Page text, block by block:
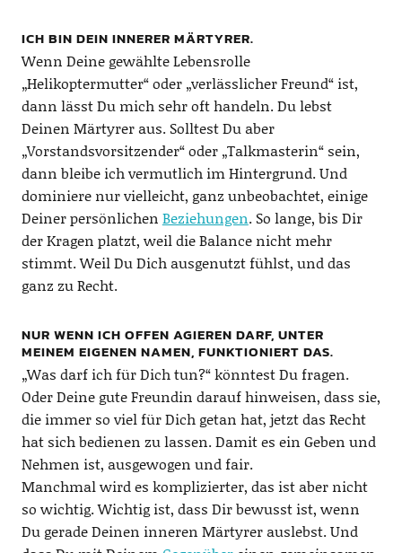
ICH BIN DEIN INNERER MÄRTYRER.
Wenn Deine gewählte Lebensrolle
„Helikoptermutter“ oder „verlässlicher Freund“ ist,
dann lässt Du mich sehr oft handeln. Du lebst
Deinen Märtyrer aus. Solltest Du aber
„Vorstandsvorsitzender“ oder „Talkmasterin“ sein,
dann bleibe ich vermutlich im Hintergrund. Und
dominiere nur vielleicht, ganz unbeobachtet, einige
Deiner persönlichen Beziehungen. So lange, bis Dir
der Kragen platzt, weil die Balance nicht mehr
stimmt. Weil Du Dich ausgenutzt fühlst, und das
ganz zu Recht.
NUR WENN ICH OFFEN AGIEREN DARF, UNTER
MEINEM EIGENEN NAMEN, FUNKTIONIERT DAS.
„Was darf ich für Dich tun?“ könntest Du fragen.
Oder Deine gute Freundin darauf hinweisen, dass sie,
die immer so viel für Dich getan hat, jetzt das Recht
hat sich bedienen zu lassen. Damit es ein Geben und
Nehmen ist, ausgewogen und fair.
Manchmal wird es komplizierter, das ist aber nicht
so wichtig. Wichtig ist, dass Dir bewusst ist, wenn
Du gerade Deinen inneren Märtyrer auslebst. Und